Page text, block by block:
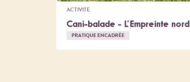
ACTIVITE
Cani-balade - L'Empreinte
PRATIQUE ENCADRÉE